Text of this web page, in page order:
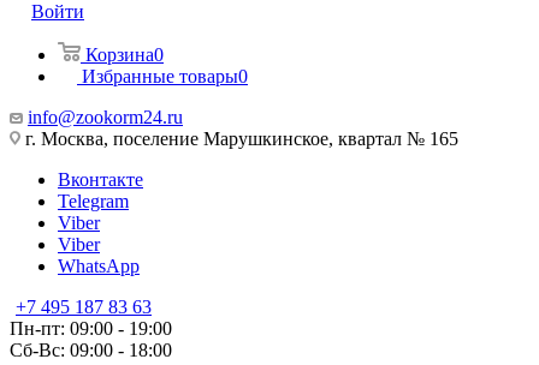
Войти
Корзина0
Избранные товары0
info@zookorm24.ru
г. Москва, поселение Марушкинское, квартал № 165
Вконтакте
Telegram
Viber
Viber
WhatsApp
+7 495 187 83 63
Пн-пт: 09:00 - 19:00
Сб-Вс: 09:00 - 18:00